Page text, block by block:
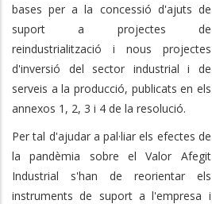
bases per a la concessió d'ajuts de
suport a projectes de
reindustrialització i nous projectes
d'inversió del sector industrial i de
serveis a la producció, publicats en els
annexos 1, 2, 3 i 4 de la resolució.
Per tal d'ajudar a pal·liar els efectes de
la pandèmia sobre el Valor Afegit
Industrial s'han de reorientar els
instruments de suport a l'empresa i